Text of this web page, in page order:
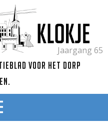
Jaargang 65
voor het dorp